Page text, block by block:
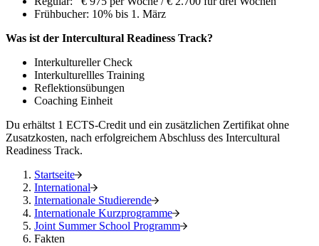
Frühbucher: 10% bis 1. März
Was ist der Intercultural Readiness Track?
Interkultureller Check
Interkulturellles Training
Reflektionsübungen
Coaching Einheit
Du erhältst 1 ECTS-Credit und ein zusätzlichen Zertifikat ohne
Zusatzkosten, nach erfolgreichem Abschluss des Intercultural
Readiness Track.
Startseite
International
Internationale Studierende
Internationale Kurzprogramme
Joint Summer School Programm
Fakten